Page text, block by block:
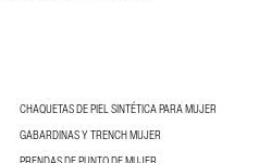
CHAQUETAS DE PIEL SINTÉTICA PARA MUJER
GABARDINAS Y TRENCH MUJER